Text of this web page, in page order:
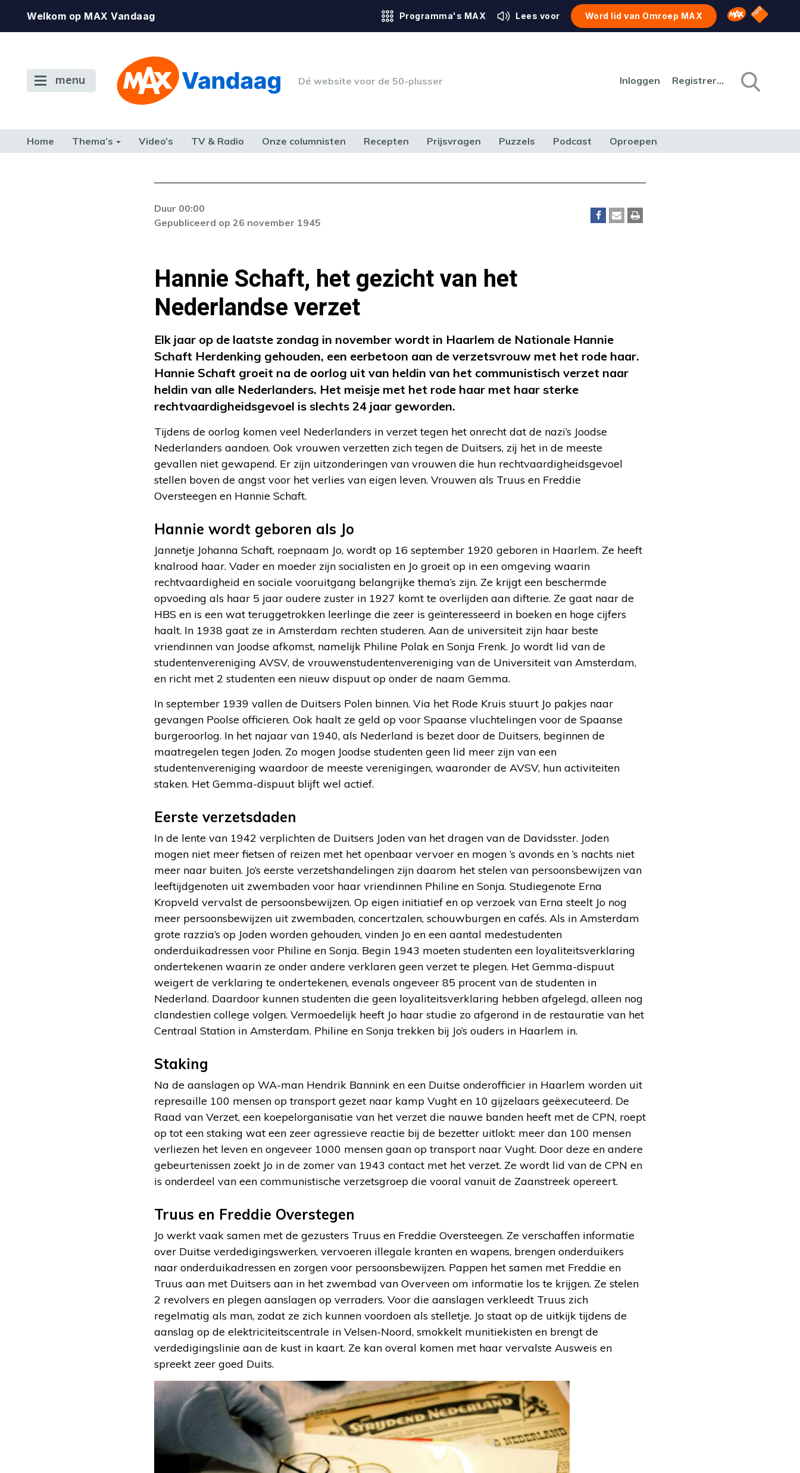
Welkom op MAX Vandaag Programma's MAX Lees voor Word lid van Omroep MAX Omroep MAX
NPO
menu Dé website voor de 50-plusser Inloggen Registreren
Home Thema’s Video’s TV & Radio Onze columnisten Recepten Prijsvragen Puzzels Podcast Oproepen
Duur 00:00
Gepubliceerd op 26 november 1945
Hannie Schaft, het gezicht van het
Nederlandse verzet
Elk jaar op de laatste zondag in november wordt in Haarlem de Nationale Hannie
Schaft Herdenking gehouden, een eerbetoon aan de verzetsvrouw met het rode haar.
Hannie Schaft groeit na de oorlog uit van heldin van het communistisch verzet naar
heldin van alle Nederlanders. Het meisje met het rode haar met haar sterke
rechtvaardigheidsgevoel is slechts 24 jaar geworden.
Tijdens de oorlog komen veel Nederlanders in verzet tegen het onrecht dat de nazi’s Joodse
Nederlanders aandoen. Ook vrouwen verzetten zich tegen de Duitsers, zij het in de meeste
gevallen niet gewapend. Er zijn uitzonderingen van vrouwen die hun rechtvaardigheidsgevoel
stellen boven de angst voor het verlies van eigen leven. Vrouwen als Truus en Freddie
Oversteegen en Hannie Schaft.
Hannie wordt geboren als Jo
Jannetje Johanna Schaft, roepnaam Jo, wordt op 16 september 1920 geboren in Haarlem. Ze heeft
knalrood haar. Vader en moeder zijn socialisten en Jo groeit op in een omgeving waarin
rechtvaardigheid en sociale vooruitgang belangrijke thema’s zijn. Ze krijgt een beschermde
opvoeding als haar 5 jaar oudere zuster in 1927 komt te overlijden aan difterie. Ze gaat naar de
HBS en is een wat teruggetrokken leerlinge die zeer is geïnteresseerd in boeken en hoge cijfers
haalt. In 1938 gaat ze in Amsterdam rechten studeren. Aan de universiteit zijn haar beste
vriendinnen van Joodse afkomst, namelijk Philine Polak en Sonja Frenk. Jo wordt lid van de
studentenvereniging AVSV, de vrouwenstudentenvereniging van de Universiteit van Amsterdam,
en richt met 2 studenten een nieuw dispuut op onder de naam Gemma.
In september 1939 vallen de Duitsers Polen binnen. Via het Rode Kruis stuurt Jo pakjes naar
gevangen Poolse officieren. Ook haalt ze geld op voor Spaanse vluchtelingen voor de Spaanse
burgeroorlog. In het najaar van 1940, als Nederland is bezet door de Duitsers, beginnen de
maatregelen tegen Joden. Zo mogen Joodse studenten geen lid meer zijn van een
studentenvereniging waardoor de meeste verenigingen, waaronder de AVSV, hun activiteiten
staken. Het Gemma-dispuut blijft wel actief.
Eerste verzetsdaden
In de lente van 1942 verplichten de Duitsers Joden van het dragen van de Davidsster. Joden
mogen niet meer fietsen of reizen met het openbaar vervoer en mogen ’s avonds en ’s nachts niet
meer naar buiten. Jo’s eerste verzetshandelingen zijn daarom het stelen van persoonsbewijzen van
leeftijdgenoten uit zwembaden voor haar vriendinnen Philine en Sonja. Studiegenote Erna
Kropveld vervalst de persoonsbewijzen. Op eigen initiatief en op verzoek van Erna steelt Jo nog
meer persoonsbewijzen uit zwembaden, concertzalen, schouwburgen en cafés. Als in Amsterdam
grote razzia’s op Joden worden gehouden, vinden Jo en een aantal medestudenten
onderduikadressen voor Philine en Sonja. Begin 1943 moeten studenten een loyaliteitsverklaring
ondertekenen waarin ze onder andere verklaren geen verzet te plegen. Het Gemma-dispuut
weigert de verklaring te ondertekenen, evenals ongeveer 85 procent van de studenten in
Nederland. Daardoor kunnen studenten die geen loyaliteitsverklaring hebben afgelegd, alleen nog
clandestien college volgen. Vermoedelijk heeft Jo haar studie zo afgerond in de restauratie van het
Centraal Station in Amsterdam. Philine en Sonja trekken bij Jo’s ouders in Haarlem in.
Staking
Na de aanslagen op WA-man Hendrik Bannink en een Duitse onderofficier in Haarlem worden uit
represaille 100 mensen op transport gezet naar kamp Vught en 10 gijzelaars geëxecuteerd. De
Raad van Verzet, een koepelorganisatie van het verzet die nauwe banden heeft met de CPN, roept
op tot een staking wat een zeer agressieve reactie bij de bezetter uitlokt: meer dan 100 mensen
verliezen het leven en ongeveer 1000 mensen gaan op transport naar Vught. Door deze en andere
gebeurtenissen zoekt Jo in de zomer van 1943 contact met het verzet. Ze wordt lid van de CPN en
is onderdeel van een communistische verzetsgroep die vooral vanuit de Zaanstreek opereert.
Truus en Freddie Overstegen
Jo werkt vaak samen met de gezusters Truus en Freddie Oversteegen. Ze verschaffen informatie
over Duitse verdedigingswerken, vervoeren illegale kranten en wapens, brengen onderduikers
naar onderduikadressen en zorgen voor persoonsbewijzen. Pappen het samen met Freddie en
Truus aan met Duitsers aan in het zwembad van Overveen om informatie los te krijgen. Ze stelen
2 revolvers en plegen aanslagen op verraders. Voor die aanslagen verkleedt Truus zich
regelmatig als man, zodat ze zich kunnen voordoen als stelletje. Jo staat op de uitkijk tijdens de
aanslag op de elektriciteitscentrale in Velsen-Noord, smokkelt munitiekisten en brengt de
verdedigingslinie aan de kust in kaart. Ze kan overal komen met haar vervalste Ausweis en
spreekt zeer goed Duits.